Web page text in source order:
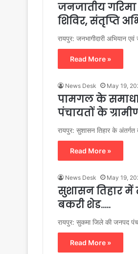
जनजातीय
शिविर, संतृप्ति
रायपुर: जनभागीदारी अभियान
Read More »
News Desk May 19,
पामगल के
पंचायतों के
रायपुर: सुशासन तिहार के
Read More »
News Desk May 19,
सुशासन तिहार में
बकरी शेड…..
रायपुर: सुकमा जिले की जनपद
Read More »